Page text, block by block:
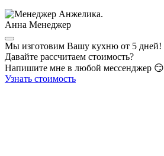
Анна Менеджер
Мы изготовим Вашу кухню от 5 дней!
Давайте рассчитаем стоимость?
Напишите мне в любой мессенджер 😏
Узнать стоимость